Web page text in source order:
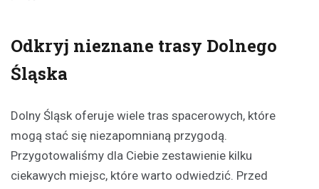
Odkryj nieznane trasy Dolnego
Śląska
Dolny Śląsk oferuje wiele tras spacerowych, które
mogą stać się niezapomnianą przygodą.
Przygotowaliśmy dla Ciebie zestawienie kilku
ciekawych miejsc, które warto odwiedzić. Przed